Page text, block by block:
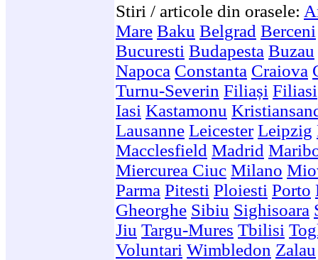
Stiri / articole din orasele:
Mare Baku Belgrad Berceni
Bucuresti Budapesta Buzau
Napoca Constanta Craiova
Turnu-Severin Filiași Filiasi
Iasi Kastamonu
Lausanne Leicester Leipzig
Macclesfield Madrid
Miercurea Ciuc Milano
Parma Pitesti Ploiesti Porto
Gheorghe Sibiu Sighisoara
Jiu Targu-Mures Tbilisi
Voluntari Wimbledon Zalau